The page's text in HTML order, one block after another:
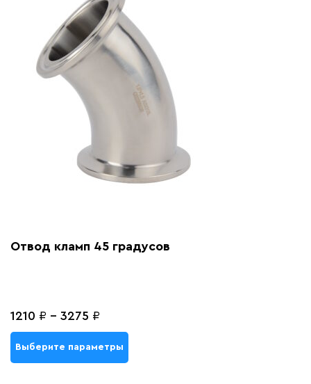
Отвод кламп 45 градусов
1210 ₽ - 3275 ₽
Выберите параметры